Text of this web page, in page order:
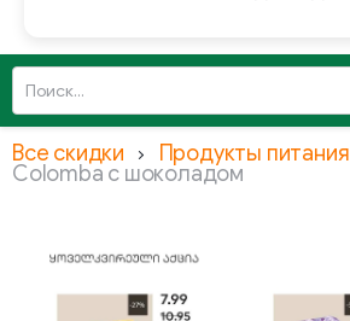
Все скидки Продукты питания
Colomba с шоколадом